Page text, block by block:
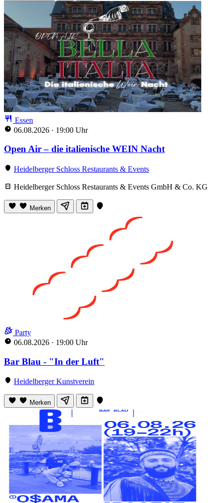
Essen
06.08.2026 · 19:00 Uhr
Open Air – die italienische WEIN Nacht
Heidelberger Schloss Restaurants & Events
Heidelberger Schloss Restaurants & Events GmbH & Co. KG
Merken
Party
06.08.2026 · 19:00 Uhr
Bar Blau - "In der Luft"
Heidelberger Kunstverein
Merken